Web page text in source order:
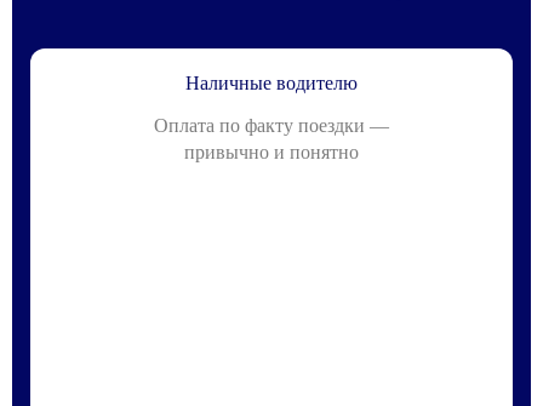
Наличные водителю
Оплата по факту поездки —
привычно и понятно